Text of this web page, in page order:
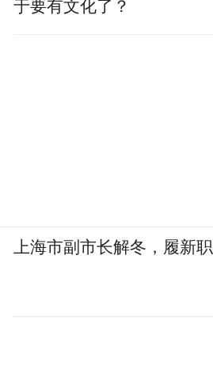
于要有文化了？
上海市副市长解冬，履新职